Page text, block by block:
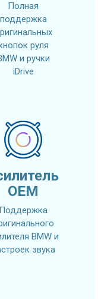
Полная
поддержка
руля
и ручки
iDrive
OEM
Поддержка
BMW и
звука